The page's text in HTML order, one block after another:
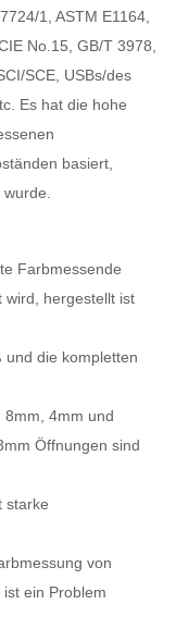
1, ASTM E1164,
No.15, GB/T 3978,
SCE, USBs/des
Es hat die hohe
basiert,
Farbmessende
wird, hergestellt ist
und die kompletten
8mm, 4mm und
Öffnungen sind
starke
von
ein Problem